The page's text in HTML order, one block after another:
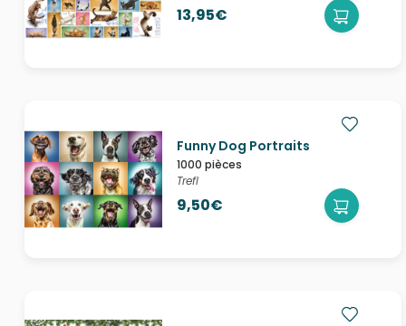
13,95€
Funny Dog Portraits
1000 pièces
Trefl
9,50€